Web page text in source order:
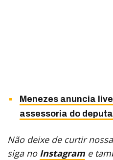
Menezes anuncia
assessoria do
Não deixe de curtir
siga no Instagram e